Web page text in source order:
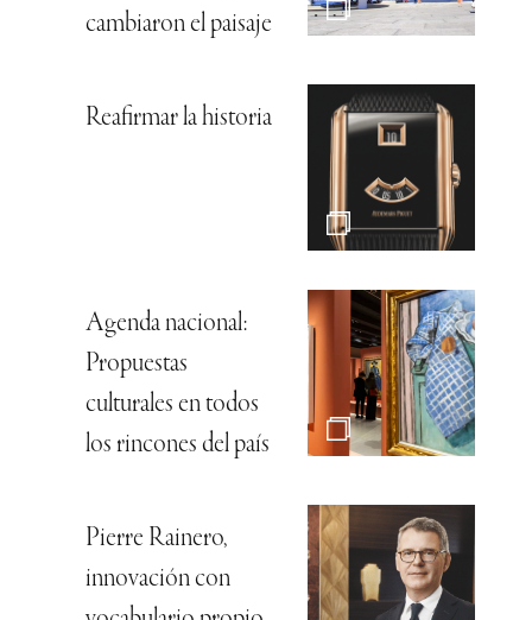
cambiaron el paisaje
Reafirmar la historia
Agenda nacional:
Propuestas
culturales en todos
los rincones del país
Pierre Rainero,
innovación con